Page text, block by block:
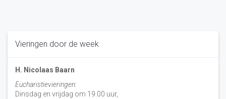
Vieringen door de week
H. Nicolaas Baarn
Eucharistievieringen:
Dinsdag en vrijdag om 19.00 uur,